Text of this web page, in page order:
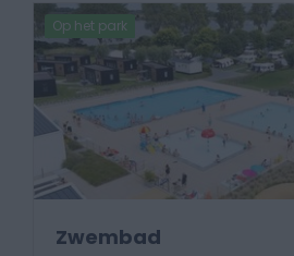
Op het park
Zwembad